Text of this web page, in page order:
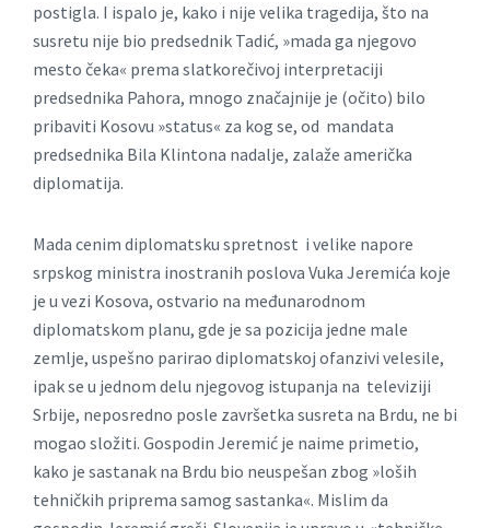
postigla. I ispalo je, kako i nije velika tragedija, što na
susretu nije bio predsednik Tadić, »mada ga njegovo
mesto čeka« prema slatkorečivoj interpretaciji
predsednika Pahora, mnogo značajnije je (očito) bilo
pribaviti Kosovu »status« za kog se, od mandata
predsednika Bila Klintona nadalje, zalaže američka
diplomatija.
Mada cenim diplomatsku spretnost i velike napore
srpskog ministra inostranih poslova Vuka Jeremića koje
je u vezi Kosova, ostvario na međunarodnom
diplomatskom planu, gde je sa pozicija jedne male
zemlje, uspešno parirao diplomatskoj ofanzivi velesile,
ipak se u jednom delu njegovog istupanja na televiziji
Srbije, neposredno posle završetka susreta na Brdu, ne bi
mogao složiti. Gospodin Jeremić je naime primetio,
kako je sastanak na Brdu bio neuspešan zbog »loših
tehničkih priprema samog sastanka«. Mislim da